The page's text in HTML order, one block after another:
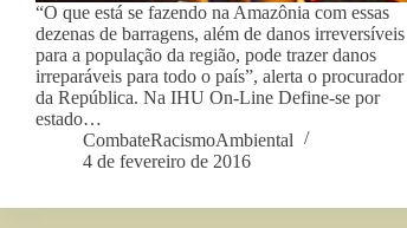
“O que está se fazendo na Amazônia com essas
dezenas de barragens, além de danos irreversíveis
para a população da região, pode trazer danos
irreparáveis para todo o país”, alerta o procurador
da República. Na IHU On-Line Define-se por
estado…
CombateRacismoAmbiental
4 de fevereiro de 2016